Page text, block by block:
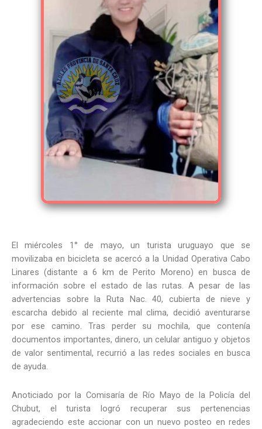
El miércoles 1° de mayo, un turista uruguayo que se
movilizaba en bicicleta se acercó a la Unidad Operativa Cabo
Linares (distante a 6 km de Perito Moreno) en busca de
información sobre el estado de las rutas. A pesar de las
advertencias sobre la Ruta Nac. 40, cubierta de nieve y
escarcha debido al reciente mal clima, decidió aventurarse
por ese camino. Tras perder su mochila, que contenía
documentos importantes, dinero, un celular antiguo y objetos
de valor sentimental, recurrió a las redes sociales en busca
de ayuda.
Anoticiado por la Comisaría de Río Mayo de la Policía del
Chubut, el turista logró recuperar sus pertenencias
agradeciendo este accionar con un nuevo posteo en redes